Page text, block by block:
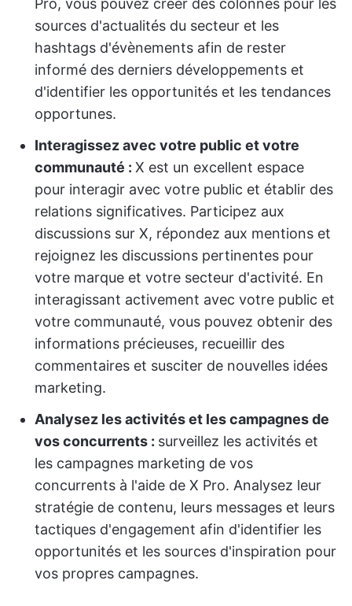
Pro, vous pouvez créer des colonnes pour les
sources d'actualités du secteur et les
hashtags d'évènements afin de rester
informé des derniers développements et
d'identifier les opportunités et les tendances
opportunes.
Interagissez avec votre public et votre
communauté : X est un excellent espace
pour interagir avec votre public et établir des
relations significatives. Participez aux
discussions sur X, répondez aux mentions et
rejoignez les discussions pertinentes pour
votre marque et votre secteur d'activité. En
interagissant activement avec votre public et
votre communauté, vous pouvez obtenir des
informations précieuses, recueillir des
commentaires et susciter de nouvelles idées
marketing.
Analysez les activités et les campagnes de
vos concurrents : surveillez les activités et
les campagnes marketing de vos
concurrents à l'aide de X Pro. Analysez leur
stratégie de contenu, leurs messages et leurs
tactiques d'engagement afin d'identifier les
opportunités et les sources d'inspiration pour
vos propres campagnes.